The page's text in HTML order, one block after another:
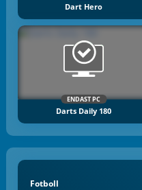
Dart Hero
ENDAST PC
Darts Daily 180
Fotboll